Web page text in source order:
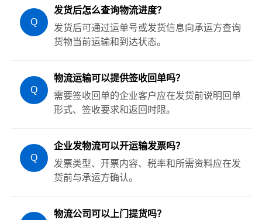
Q
发货后怎么查询物流进度？
发货后可通过运单号或发货信息向承运方查询
货物当前运输和到达状态。
Q
物流运输可以提供签收回单吗？
需要签收回单的企业客户应在发货前说明回单
形式、签收要求和返回时限。
Q
企业发物流可以开运输发票吗？
发票类型、开票内容、税率和所需资料应在发
货前与承运方确认。
物流公司可以上门提货吗？